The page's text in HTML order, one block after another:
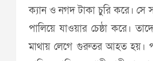
ক্যান ও নগদ টাকা চুরি করে। সে
পালিয়ে যাওয়ার চেষ্ঠা করে।
মাথায় লেগে গুরুতর আহত হয়।